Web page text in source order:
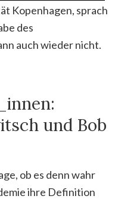
Kopenhagen, sprach
des
auch wieder nicht.
und Bob
ob es denn wahr
ihre Definition